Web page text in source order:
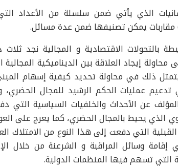
الذي يأتي ضمن سلسلة من الأعداد
بالتحولات الاقتصادية و المجالية نجد
محاولة إيجاد العلاقة بين الديناميكية
ذلك في محاولة تحديد كيفية إسهام
عمليات الحكم الرشيد للمجال الحضري،
عن الأحداث والخلفيات السياسية التي
الذي يحيط بالمجال الحضري، كما يعرج على
التي دفعت إلى هذا النوع من الامتلاك
وسائل المراقبة و الشرعنة من خلال
التي تسهم فيها المنظمات الدولية.